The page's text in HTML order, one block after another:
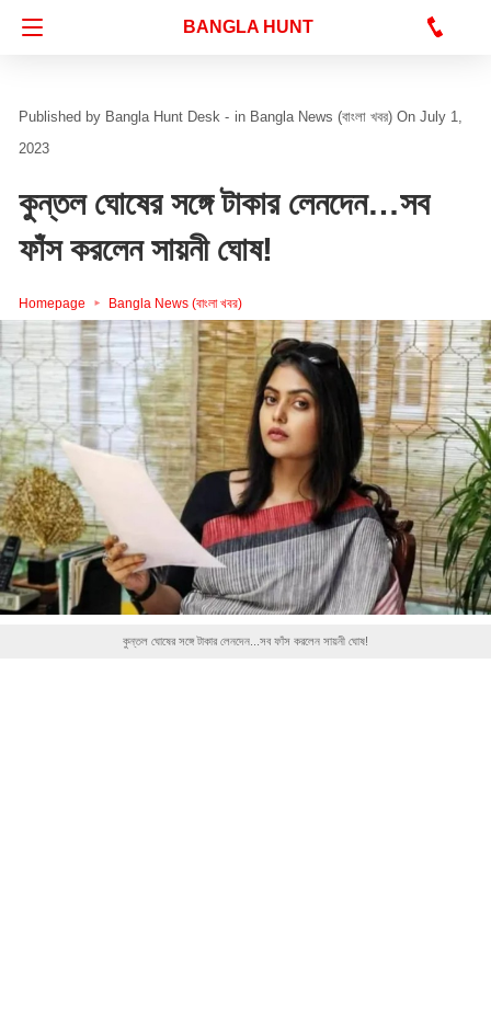
BANGLA HUNT
Bangla Hunt Desk - in Bangla News (বাংলা খবর) On July 1,
2023
কুন্তল ঘোষের সঙ্গে টাকার লেনদেন…সব
ফাঁস করলেন সায়নী ঘোষ!
Homepage Bangla News (বাংলা খবর)
কুন্তল ঘোষের সঙ্গে টাকার লেনদেন...সব ফাঁস করলেন সায়নী ঘোষ!